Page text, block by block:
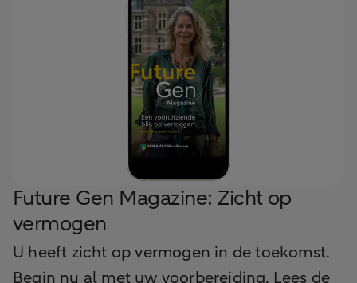
Future Gen Magazine: Zicht op
vermogen
U heeft zicht op vermogen in de toekomst.
Begin nu al met uw voorbereiding. Lees de